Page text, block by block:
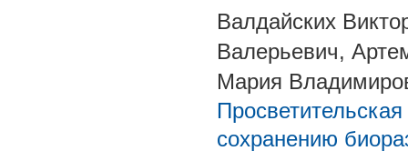
Валдайских
Валерьевич,
Мария
сохранению